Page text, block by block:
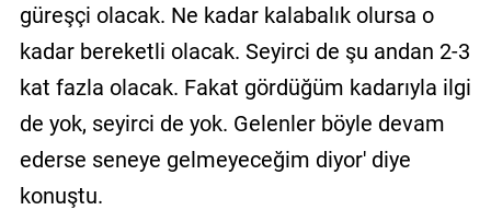
güreşçi olacak. Ne kadar kalabalık olursa o
kadar bereketli olacak. Seyirci de şu andan 2-3
kat fazla olacak. Fakat gördüğüm kadarıyla ilgi
de yok, seyirci de yok. Gelenler böyle devam
ederse seneye gelmeyeceğim diyor' diye
konuştu.